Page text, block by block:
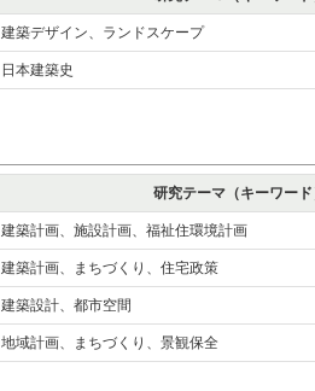
建築デザイン、ランドスケープ
日本建築史
研究テーマ（キーワード
建築計画、施設計画、福祉住環境計画
建築計画、まちづくり、住宅政策
建築設計、都市空間
地域計画、まちづくり、景観保全